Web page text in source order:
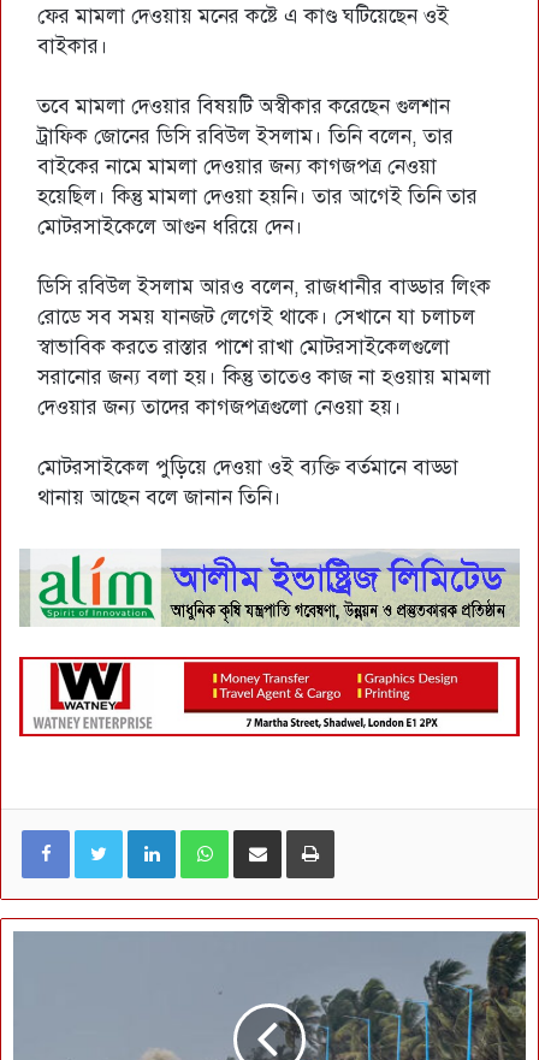
ফের মামলা দেওয়ায় মনের কষ্টে এ কাণ্ড ঘটিয়েছেন ওই
বাইকার।
তবে মামলা দেওয়ার বিষয়টি অস্বীকার করেছেন গুলশান
ট্রাফিক জোনের ডিসি রবিউল ইসলাম। তিনি বলেন, তার
বাইকের নামে মামলা দেওয়ার জন্য কাগজপত্র নেওয়া
হয়েছিল। কিন্তু মামলা দেওয়া হয়নি। তার আগেই তিনি তার
মোটরসাইকেলে আগুন ধরিয়ে দেন।
ডিসি রবিউল ইসলাম আরও বলেন, রাজধানীর বাড্ডার লিংক
রোডে সব সময় যানজট লেগেই থাকে। সেখানে যা চলাচল
স্বাভাবিক করতে রাস্তার পাশে রাখা মোটরসাইকেলগুলো
সরানোর জন্য বলা হয়। কিন্তু তাতেও কাজ না হওয়ায় মামলা
দেওয়ার জন্য তাদের কাগজপত্রগুলো নেওয়া হয়।
মোটরসাইকেল পুড়িয়ে দেওয়া ওই ব্যক্তি বর্তমানে বাড্ডা
থানায় আছেন বলে জানান তিনি।
LinkedIn WhatsApp ই-মেইলে শেয়ার করুন